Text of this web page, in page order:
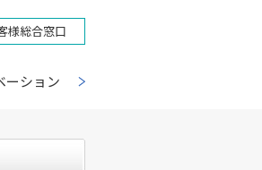
様総合窓口
ーション